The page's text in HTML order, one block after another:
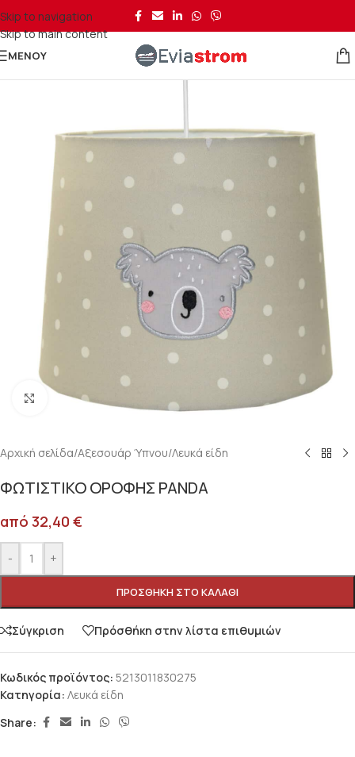
Skip to navigation
Skip to main content
ΜΕΝΟΎ
Κλικ για μεγέθυνση
Αρχική σελίδα/Αξεσουάρ Ύπνου/Λευκά είδη
ΦΩΤΙΣΤΙΚΟ ΟΡΟΦΗΣ PANDA
από 32,40 €
- +
ΠΡΟΣΘΉΚΗ ΣΤΟ ΚΑΛΆΘΙ
Σύγκριση Πρόσθήκη στην λίστα επιθυμιών
Κωδικός προϊόντος: 5213011830275
Κατηγορία: Λευκά είδη
Share: